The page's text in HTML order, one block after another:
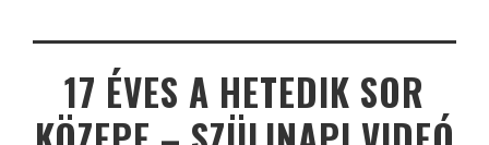
17 ÉVES A HETEDIK SOR